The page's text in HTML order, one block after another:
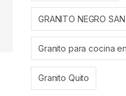
GRANITO NEGRO
Granito para cocina
Granito Quito